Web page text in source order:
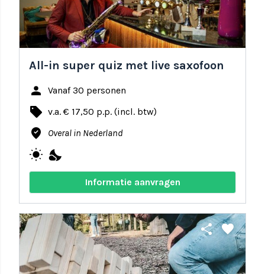
All-in super quiz met live saxofoon
person Vanaf 30 personen
local_offer v.a. € 17,50 p.p. (incl. btw)
where_to_vote Overal in Nederland
wb_sunny nights_stay
Informatie aanvragen
share favorite